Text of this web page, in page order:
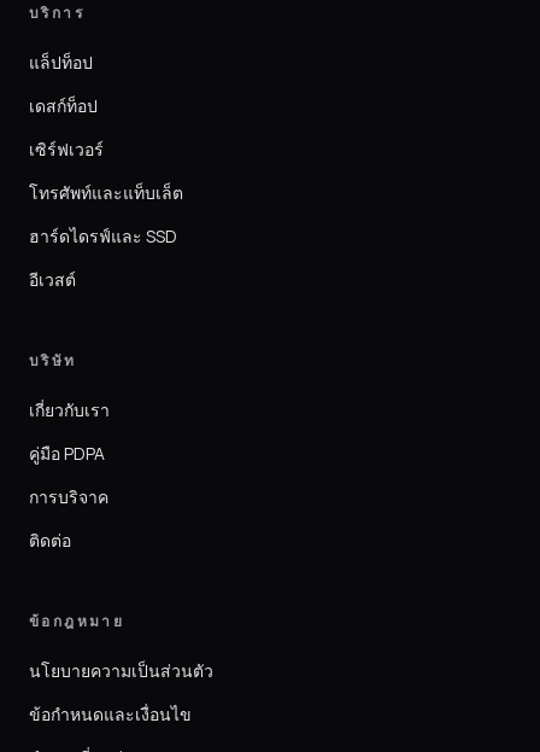
บริการ
แล็ปท็อป
เดสก์ท็อป
เซิร์ฟเวอร์
โทรศัพท์และแท็บเล็ต
ฮาร์ดไดรฟ์และ SSD
อีเวสต์
บริษัท
เกี่ยวกับเรา
คู่มือ PDPA
การบริจาค
ติดต่อ
ข้อกฎหมาย
นโยบายความเป็นส่วนตัว
ข้อกำหนดและเงื่อนไข